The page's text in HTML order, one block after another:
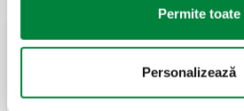
Permite toate
Personalizează
Pipe Sizer Caleffi
Această aplicație vă permite să
efectuați calculul și